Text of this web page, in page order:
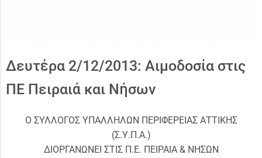
Δευτέρα 2/12/2013: Αιμοδοσία στις
ΠΕ Πειραιά και Νήσων
Ο ΣΥΛΛΟΓΟΣ ΥΠΑΛΛΗΛΩΝ ΠΕΡΙΦΕΡΕΙΑΣ ΑΤΤΙΚΗΣ
(Σ.Υ.Π.Α.)
ΔΙΟΡΓΑΝΩΝΕΙ ΣΤΙΣ Π.Ε. ΠΕΙΡΑΙΑ & ΝΗΣΩΝ